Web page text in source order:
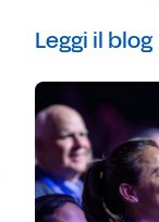
Leggi il blog